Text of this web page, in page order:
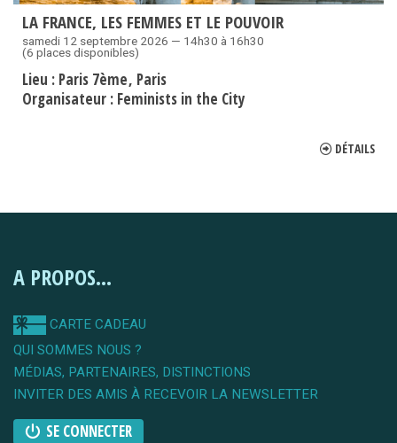
LA FRANCE, LES FEMMES ET LE POUVOIR
samedi 12 septembre 2026 — 14h30 à 16h30
(6 places disponibles)
Lieu : Paris 7ème Paris
Organisateur : Feminists in the City
DÉTAILS
A PROPOS...
CARTE CADEAU
QUI SOMMES NOUS ?
MÉDIAS, PARTENAIRES, DISTINCTIONS
INVITER DES AMIS À RECEVOIR LA NEWSLETTER
SE CONNECTER